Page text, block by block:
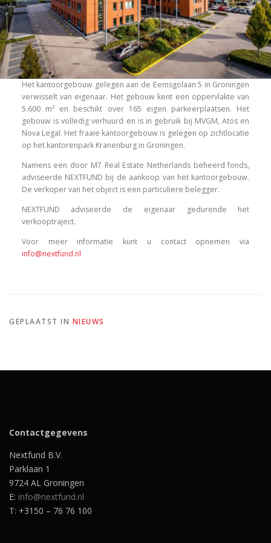
Het kantoorgebouw gelegen aan de Eemsgolaan 5 in Groningen
verwisselt van eigenaar. Het gebouw kent een oppervlakte van
5.600 m² en beschikt over 165 eigen parkeerplaatsen. Het
gebouw is volledig verhuurd en is in gebruik bij MVGM, Atos en
Nova Legal. Het fraaie kantoorgebouw is gelegen op zichtlocatie
op het kantorenpark Kranenburg in Groningen.
Namens een door M7 Real Estate Netherlands beheerd fonds,
adviseerde NEXTFUND bij de aankoop van het kantoorgebouw.
De verkoper van het object is een particuliere belegger.
NEXTFUND adviseerde de eigenaar gedurende het
verkooptraject.
Voor meer informatie kunt u contact opnemen via
info@nextfund.nl
GEPLAATST IN NIEUWS
Contactgegevens
Nextfund B.V.
Parklaan 1
9724 AL Groningen
E: info@nextfund.nl
T: +3150 – 76 76 100